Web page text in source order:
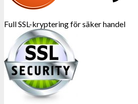
Full SSL-kryptering för säker handel